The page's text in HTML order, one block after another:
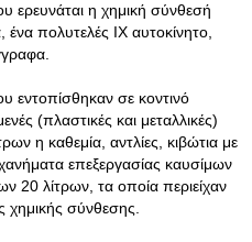
ερευνάται η χημική σύνθεσή
πολυτελές ΙΧ αυτοκίνητο,
εντοπίσθηκαν σε κοντινό
(πλαστικές και μεταλλικές)
η καθεμία, αντλίες, κιβώτια με
επεξεργασίας καυσίμων
20 λίτρων, τα οποία περιείχαν
σύνθεσης.